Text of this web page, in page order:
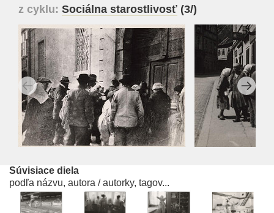
z cyklu: Sociálna starostlivosť (3/)
Súvisiace diela
podľa názvu, autora / autorky, tagov...